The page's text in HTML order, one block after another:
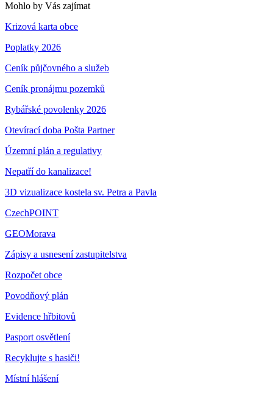
Mohlo by Vás zajímat
Krizová karta obce
Poplatky 2026
Ceník půjčovného a služeb
Ceník pronájmu pozemků
Rybářské povolenky 2026
Otevírací doba Pošta Partner
Územní plán a regulativy
Nepatří do kanalizace!
3D vizualizace kostela sv. Petra a Pavla
CzechPOINT
GEOMorava
Zápisy a usnesení zastupitelstva
Rozpočet obce
Povodňový plán
Evidence hřbitovů
Pasport osvětlení
Recyklujte s hasiči!
Místní hlášení